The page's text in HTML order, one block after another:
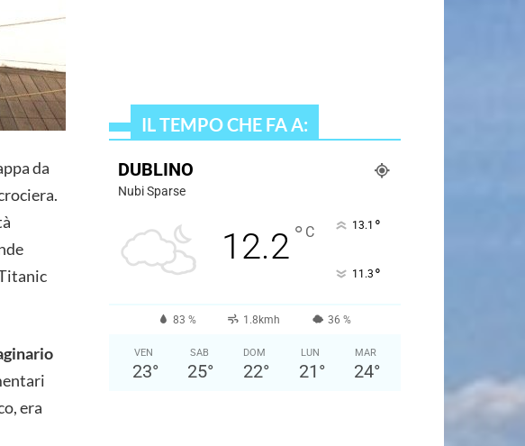
da
era
IL TEMPO CHE FA A:
DUBLINO
Nubi Sparse
12.2 ° C 13.1 °
11.3 °
83 % 1.8kmh 36 %
VEN
23°
SAB
25°
DOM
22°
LUN
21 °
MAR
24°